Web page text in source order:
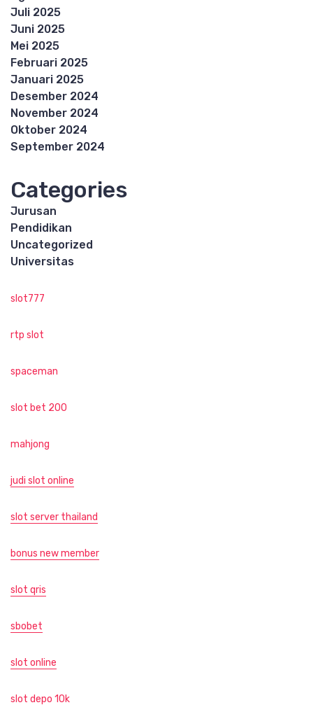
Juli 2025
Juni 2025
Mei 2025
Februari 2025
Januari 2025
Desember 2024
November 2024
Oktober 2024
September 2024
Categories
Jurusan
Pendidikan
Uncategorized
Universitas
slot777
rtp slot
spaceman
slot bet 200
mahjong
judi slot online
slot server thailand
bonus new member
slot qris
sbobet
slot online
slot depo 10k